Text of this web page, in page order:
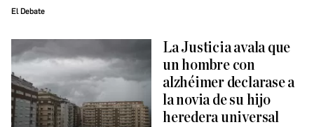
El Debate
La Justicia avala que
un hombre con
alzhéimer declarase a
la novia de su hijo
heredera universal